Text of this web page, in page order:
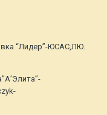
“Лидер”-ЮСАС,ЛЮ.